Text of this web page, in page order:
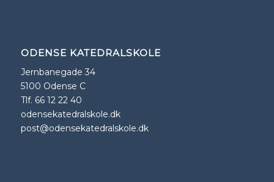
ODENSE KATEDRALSKOLE
Jernbanegade 34
5100 Odense C
Tlf. 66 12 22 40
odensekatedralskole.dk
post@odensekatedralskole.dk